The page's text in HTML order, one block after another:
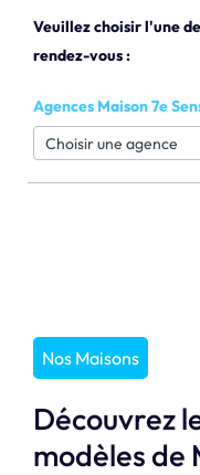
Veuillez choisir l'une
rendez-vous :
Agences Maison 7e
Nos Maisons
Découvrez
modèles de